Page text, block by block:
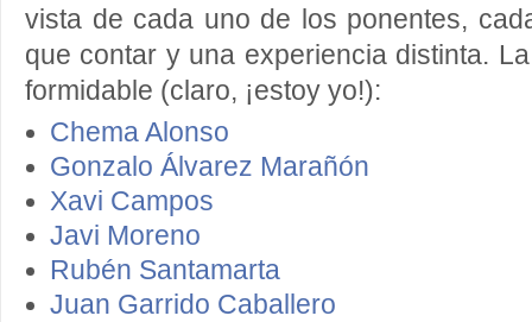
vista de cada uno de los ponentes,
que contar y una experiencia distinta.
formidable (claro, ¡estoy yo!):
Chema Alonso
Gonzalo Álvarez Marañón
Xavi Campos
Javi Moreno
Rubén Santamarta
Juan Garrido Caballero